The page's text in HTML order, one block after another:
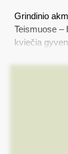
Grindinio
Teismuose –
kviečia